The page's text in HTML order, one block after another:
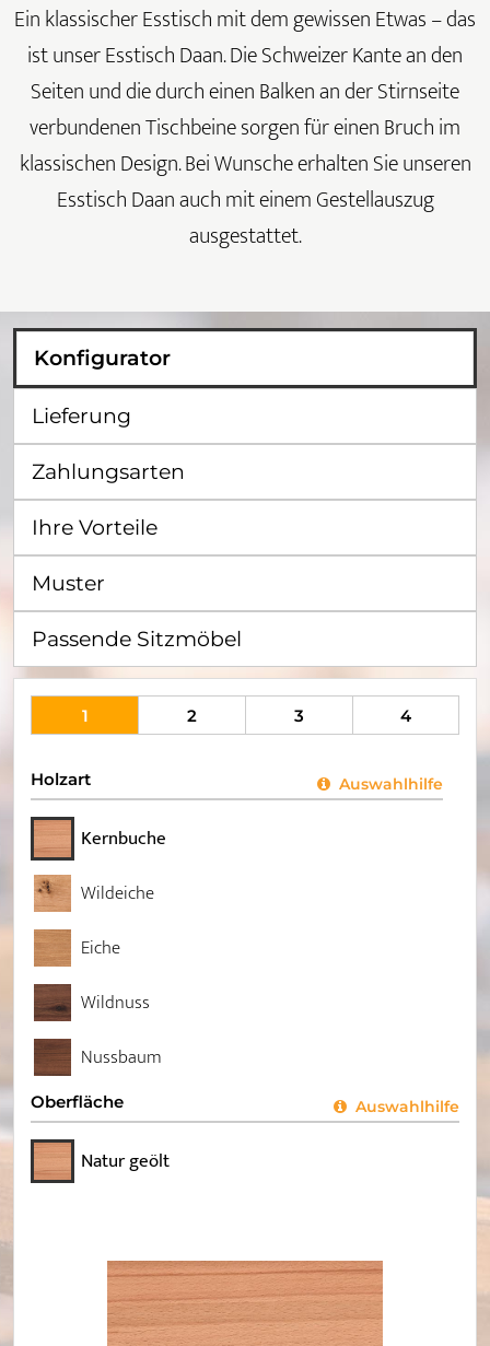
Ein klassischer Esstisch mit dem gewissen Etwas – das
ist unser Esstisch Daan. Die Schweizer Kante an den
Seiten und die durch einen Balken an der Stirnseite
verbundenen Tischbeine sorgen für einen Bruch im
klassischen Design. Bei Wunsche erhalten Sie unseren
Esstisch Daan auch mit einem Gestellauszug
ausgestattet.
Konfigurator
Lieferung
Zahlungsarten
Ihre Vorteile
Muster
Passende Sitzmöbel
1 2 3 4
Holzart Auswahlhilfe
Kernbuche
Wildeiche
Eiche
Wildnuss
Nussbaum
Oberfläche Auswahlhilfe
Natur geölt